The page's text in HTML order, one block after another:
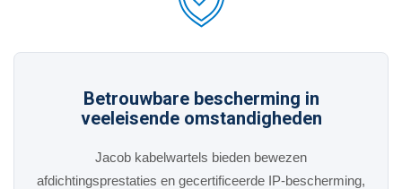
Betrouwbare bescherming in
veeleisende omstandigheden
Jacob kabelwartels bieden bewezen
afdichtingsprestaties en gecertificeerde IP-bescherming,